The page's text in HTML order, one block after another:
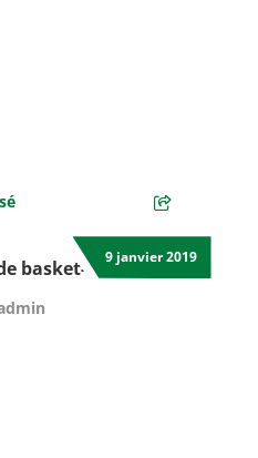
9 janvier 2019
basket-ball à Arafat »